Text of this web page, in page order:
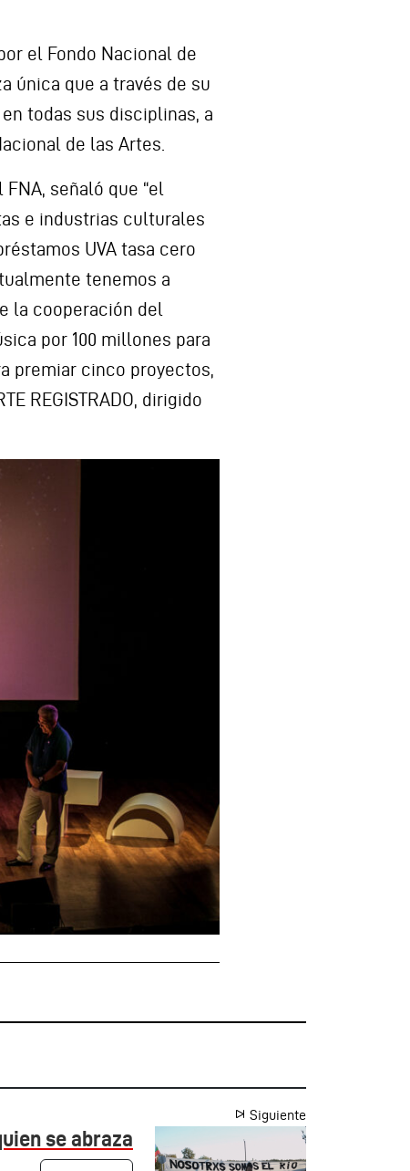
el Fondo Nacional de
única que a través de su
todas sus disciplinas, a
de las Artes.
señaló que “el
e industrias culturales
UVA tasa cero
tenemos a
la cooperación del
por 100 millones para
premiar cinco proyectos,
REGISTRADO, dirigido
Siguiente
se abraza